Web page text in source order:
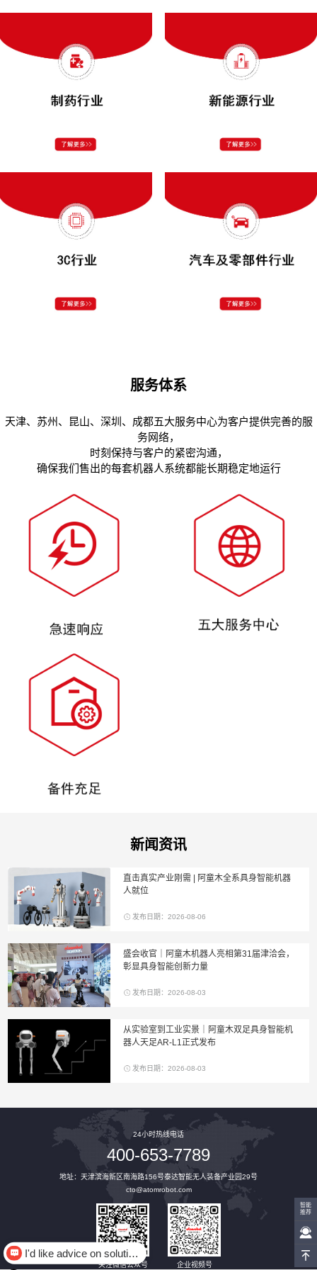
服务体系
天津、苏州、昆山、深圳、成都五大服务中心为客户提供完善的服
务网络，
时刻保持与客户的紧密沟通，
确保我们售出的每套机器人系统都能长期稳定地运行
新闻资讯
直击真实产业刚需 | 阿童木全系具身智能机器
人就位
发布日期：2026-08-06
盛会收官｜阿童木机器人亮相第31届津洽会，
彰显具身智能创新力量
发布日期：2026-08-03
从实验室到工业实景｜阿童木双足具身智能机
器人天足AR-L1正式发布
发布日期：2026-08-03
24小时热线电话
400-653-7789
地址：天津滨海新区南海路156号泰达智能无人装备产业园29号
cto@atomrobot.com
关注微信公众号 企业视频号
智能
推荐